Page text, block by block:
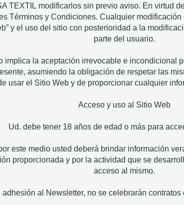
TEXTIL modificarlos sin previo aviso. En virtud
Términos y Condiciones. Cualquier
y el uso del sitio con posterioridad a la
parte del usuario.
implica la aceptación irrevocable e incondicional
asumiendo la obligación de respetar las
usar el Sitio Web y de proporcionar cualquier
Acceso y uso al Sitio Web
Ud. debe tener 18 años de edad o más para
este medio usted deberá brindar información
proporcionada y por la actividad que se
acceso al mismo.
al Newsletter, no se celebrarán